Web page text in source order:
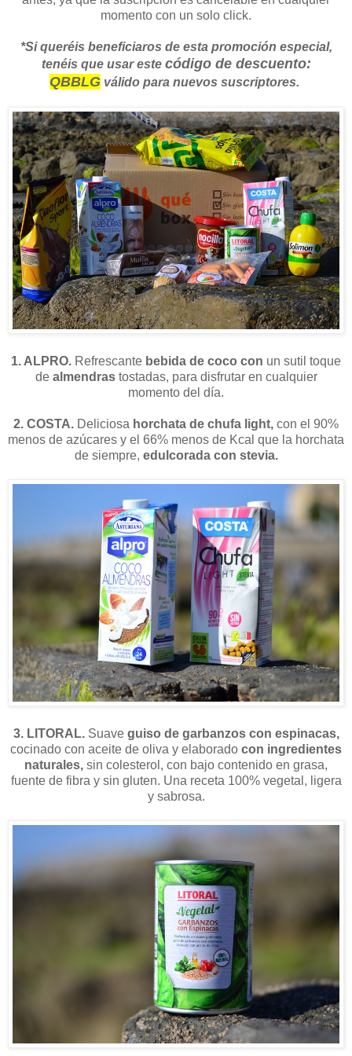
momento con un solo click.
*Si queréis beneficiaros de esta promoción especial,
tenéis que usar este código de descuento:
QBBLG válido para nuevos suscriptores.
1. ALPRO. Refrescante bebida de coco con un sutil toque
de almendrastostadas, para disfrutar en cualquier
momento del día.
2. COSTA. Deliciosa horchata de chufa light, con el 90%
menos de azúcares y el 66% menos de Kcal que la horchata
de siempre, edulcorada con stevia.
3. LITORAL.Suave guiso de garbanzos con espinacas,
cocinado con aceite de oliva y elaborado con ingredientes
naturales, sin colesterol, con bajo contenido en grasa,
fuente de fibra y sin gluten. Una receta 100% vegetal, ligera
y sabrosa.